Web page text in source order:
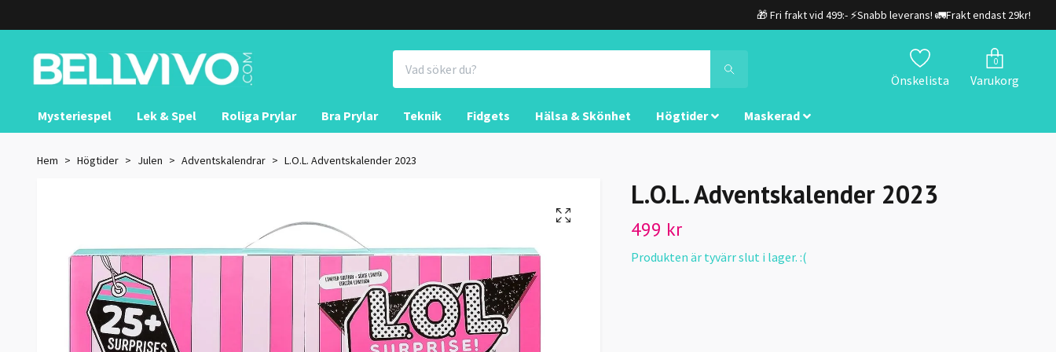
🎁 Fri frakt vid 499:- ⚡Snabb leverans! 🚛Frakt endast 29kr!
Önskelista
0
Varukorg
Mysteriespel Lek & Spel Roliga Prylar Bra Prylar Teknik Fidgets Hälsa & Skönhet Högtider Maskerad
Hem Högtider Julen Adventskalendrar L.O.L. Adventskalender 2023
L.O.L. Adventskalender 2023
499 kr
Produkten är tyvärr slut i lager. :(